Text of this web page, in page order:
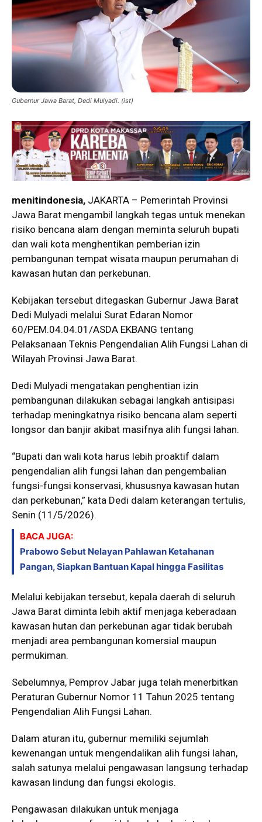
Gubernur Jawa Barat, Dedi Mulyadi. (ist)
menitindonesia, JAKARTA – Pemerintah Provinsi
Jawa Barat mengambil langkah tegas untuk menekan
risiko bencana alam dengan meminta seluruh bupati
dan wali kota menghentikan pemberian izin
pembangunan tempat wisata maupun perumahan di
kawasan hutan dan perkebunan.
Kebijakan tersebut ditegaskan Gubernur Jawa Barat
Dedi Mulyadi melalui Surat Edaran Nomor
60/PEM.04.04.01/ASDA EKBANG tentang
Pelaksanaan Teknis Pengendalian Alih Fungsi Lahan di
Wilayah Provinsi Jawa Barat.
Dedi Mulyadi mengatakan penghentian izin
pembangunan dilakukan sebagai langkah antisipasi
terhadap meningkatnya risiko bencana alam seperti
longsor dan banjir akibat masifnya alih fungsi lahan.
“Bupati dan wali kota harus lebih proaktif dalam
pengendalian alih fungsi lahan dan pengembalian
fungsi-fungsi konservasi, khususnya kawasan hutan
dan perkebunan,” kata Dedi dalam keterangan tertulis,
Senin (11/5/2026).
BACA JUGA:
Prabowo Sebut Nelayan Pahlawan Ketahanan
Pangan, Siapkan Bantuan Kapal hingga Fasilitas
Melalui kebijakan tersebut, kepala daerah di seluruh
Jawa Barat diminta lebih aktif menjaga keberadaan
kawasan hutan dan perkebunan agar tidak berubah
menjadi area pembangunan komersial maupun
permukiman.
Sebelumnya, Pemprov Jabar juga telah menerbitkan
Peraturan Gubernur Nomor 11 Tahun 2025 tentang
Pengendalian Alih Fungsi Lahan.
Dalam aturan itu, gubernur memiliki sejumlah
kewenangan untuk mengendalikan alih fungsi lahan,
salah satunya melalui pengawasan langsung terhadap
kawasan lindung dan fungsi ekologis.
Pengawasan dilakukan untuk menjaga